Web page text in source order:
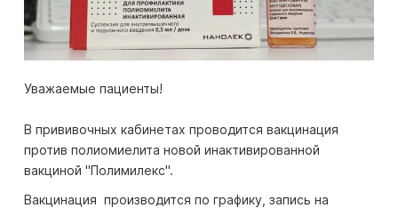
Уважаемые пациенты!
В прививочных кабинетах проводится вакцинация
против полиомиелита новой инактивированной
вакциной "Полимилекс".
Вакцинация производится по графику, запись на